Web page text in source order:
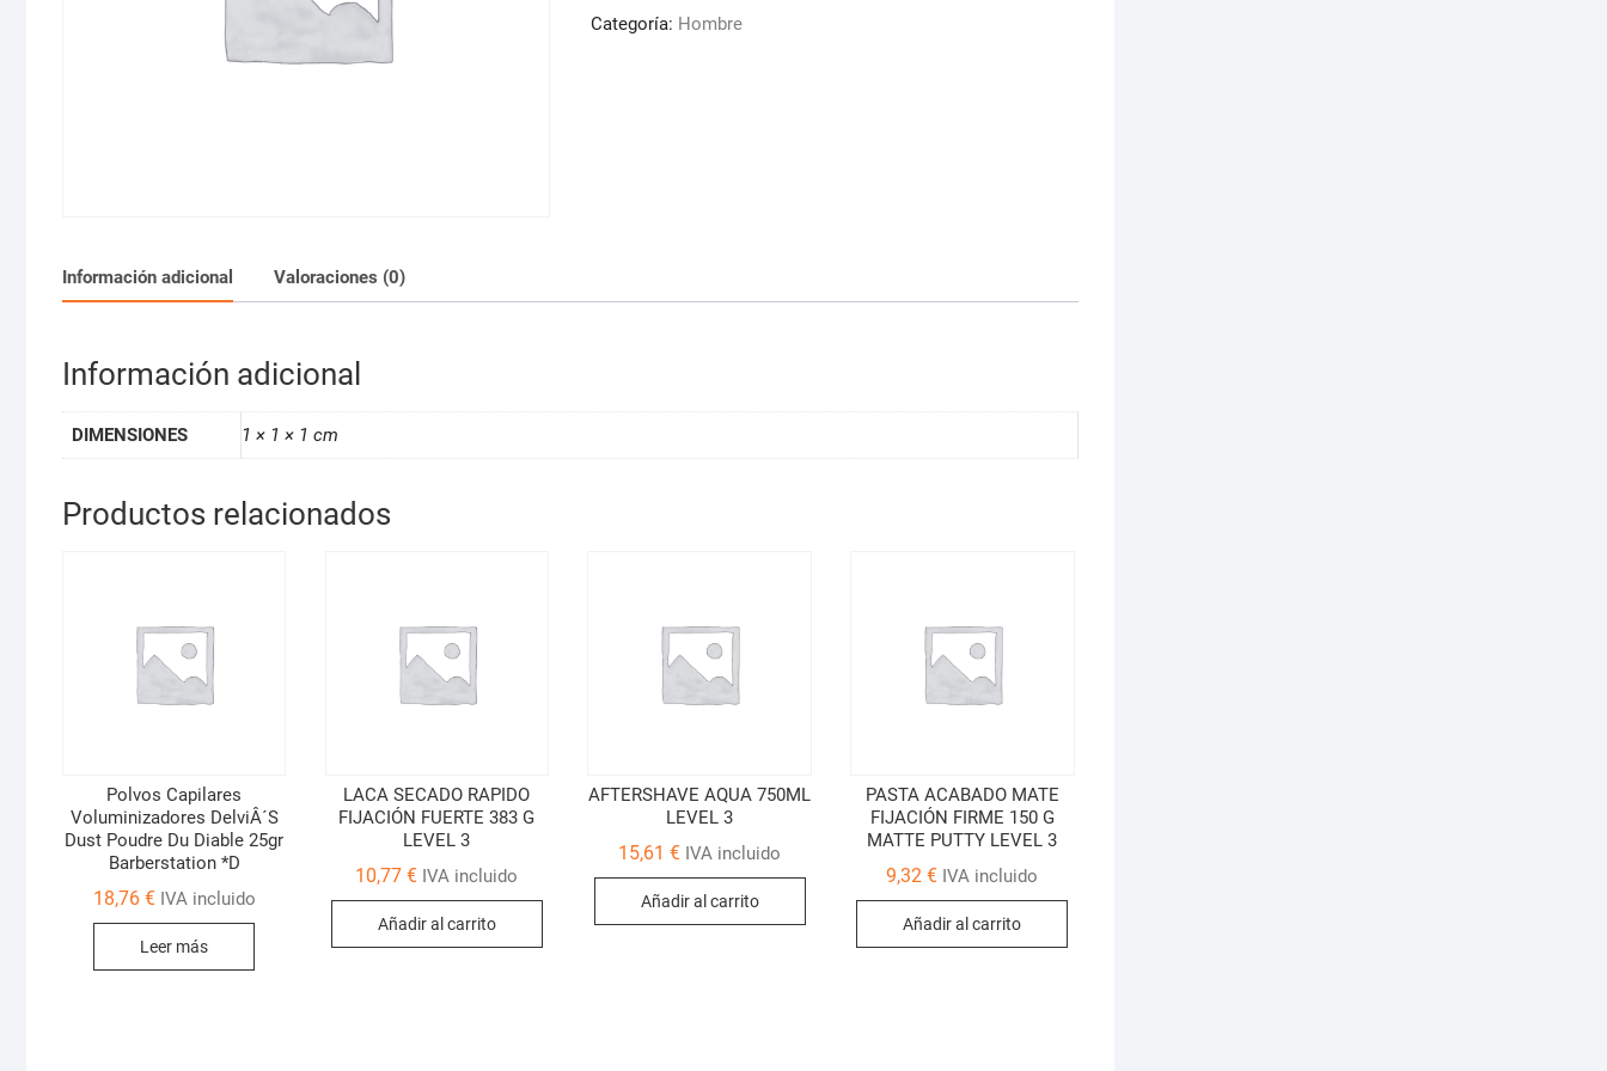
VERA
Categoría: Hombre
Información adicional Valoraciones (0)
Información adicional
DIMENSIONES 1 × 1 × 1 cm
Productos relacionados
Polvos Capilares
Voluminizadores DelviÂ´S
Dust Poudre Du Diable 25gr
Barberstation *D
18,76 € IVA incluido
Leer más
LACA SECADO RAPIDO
FIJACIÓN FUERTE 383 G
LEVEL 3
10,77€ IVA incluido
Añadir al carrito
AFTERSHAVE AQUA 750ML
LEVEL 3
15,61€ IVA incluido
Añadir al carrito
PASTA ACABADO MATE
FIJACIÓN FIRME 150 G
MATTE PUTTY LEVEL 3
9,32€ IVA incluido
Añadir al carrito